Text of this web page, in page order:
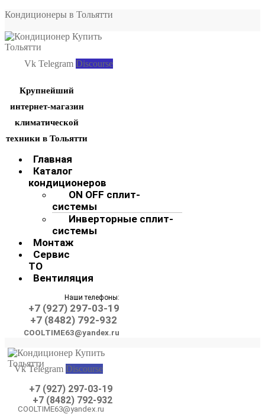
Кондиционеры в Тольятти
Vk Telegram Discourse
Крупнейший
интернет-магазин
климатической
техники в Тольятти
Меню
Главная
Каталог
кондиционеров
ON OFF сплит-
системы
Инверторные сплит-
системы
Монтаж
Сервис
ТО
Вентиляция
Наши телефоны:
+7 (927) 297-03-19
+7 (8482) 792-932
COOLTIME63@yandex.ru
Vk Telegram Discourse
+7 (927) 297-03-19
+7 (8482) 792-932
COOLTIME63@yandex.ru